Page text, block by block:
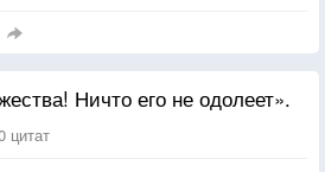
Ничто его не одолеет».
цитат